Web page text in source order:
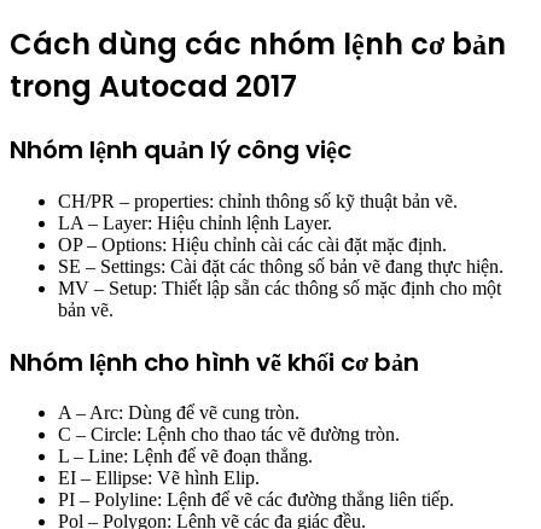
Cách dùng các nhóm lệnh cơ bản
trong Autocad 2017
Nhóm lệnh quản lý công việc
CH/PR – properties: chỉnh thông số kỹ thuật bản vẽ.
LA – Layer: Hiệu chỉnh lệnh Layer.
OP – Options: Hiệu chỉnh cài các cài đặt mặc định.
SE – Settings: Cài đặt các thông số bản vẽ đang thực hiện.
MV – Setup: Thiết lập sẵn các thông số mặc định cho một
bản vẽ.
Nhóm lệnh cho hình vẽ khối cơ bản
A – Arc: Dùng để vẽ cung tròn.
C – Circle: Lệnh cho thao tác vẽ đường tròn.
L – Line: Lệnh để vẽ đoạn thẳng.
EI – Ellipse: Vẽ hình Elip.
PI – Polyline: Lệnh để vẽ các đường thẳng liên tiếp.
Pol – Polygon: Lệnh vẽ các đa giác đều.